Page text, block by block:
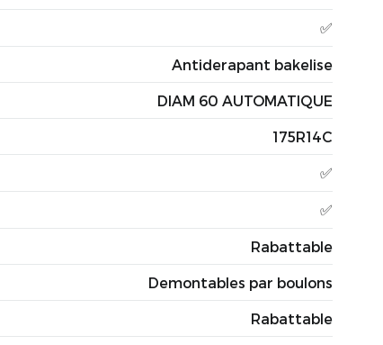
✅
Antiderapant bakelise
DIAM 60 AUTOMATIQUE
175R14C
✅
✅
Rabattable
Demontables par boulons
Rabattable